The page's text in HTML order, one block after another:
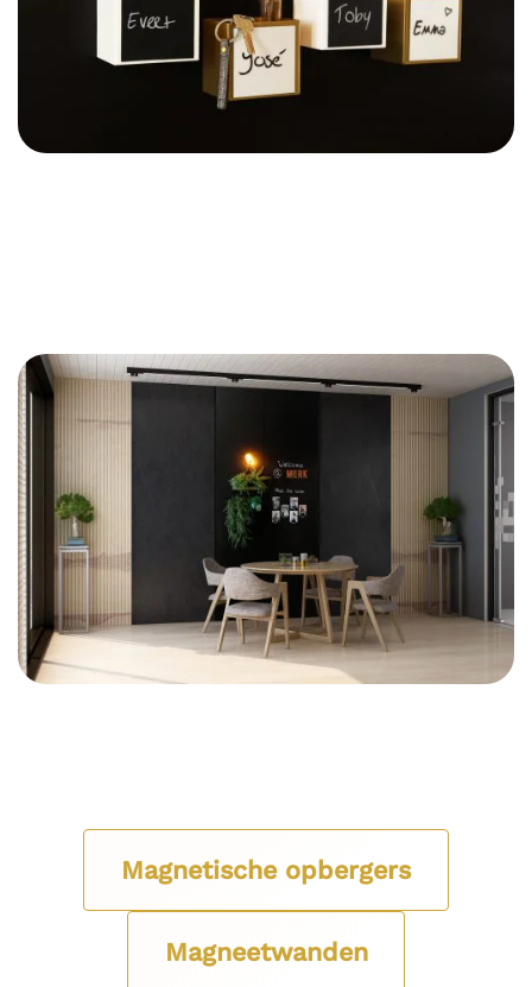
Magnetische opbergers
Magneetwanden